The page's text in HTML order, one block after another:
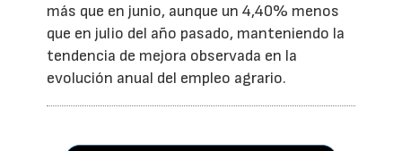
más que en junio, aunque un 4,40% menos
que en julio del año pasado, manteniendo la
tendencia de mejora observada en la
evolución anual del empleo agrario.